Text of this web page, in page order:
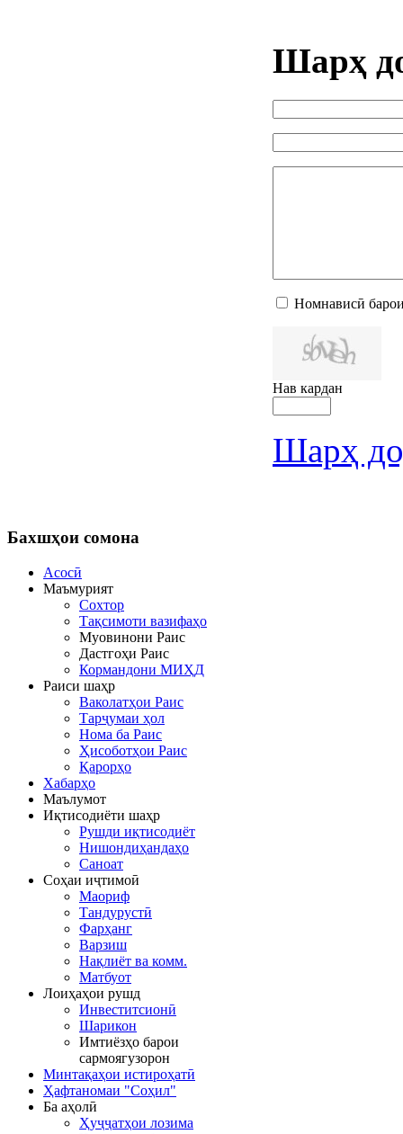
Шарҳ
Номнависӣ
Нав кардан
Шарҳ
Бахшҳои сомона
Асосӣ
Маъмурият
Сохтор
Тақсимоти вазифаҳо
Муовинони Раис
Дастгоҳи Раис
Кормандони МИҲД
Раиси шаҳр
Ваколатҳои Раис
Тарҷумаи ҳол
Нома ба Раис
Ҳисоботҳои Раис
Қарорҳо
Хабарҳо
Маълумот
Иқтисодиёти шаҳр
Рушди иқтисодиёт
Нишондиҳандаҳо
Саноат
Соҳаи иҷтимоӣ
Маориф
Тандурустӣ
Фарҳанг
Варзиш
Нақлиёт ва комм.
Матбуот
Лоиҳаҳои рушд
Инвеститсионӣ
Шарикон
Имтиёзҳо барои
сармоягузорон
Минтақаҳои истироҳатӣ
Ҳафтаномаи "Соҳил"
Ба аҳолӣ
Ҳуҷҷатҳои лозима